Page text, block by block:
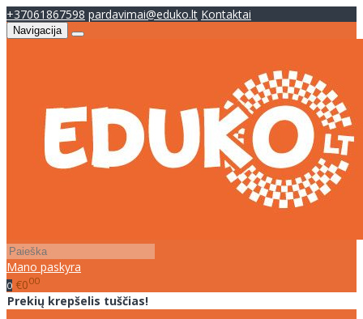
+37061867598 pardavimai@eduko.lt Kontaktai
Navigacija
Mano paskyra
0 €000
Prekių krepšelis tuščias!